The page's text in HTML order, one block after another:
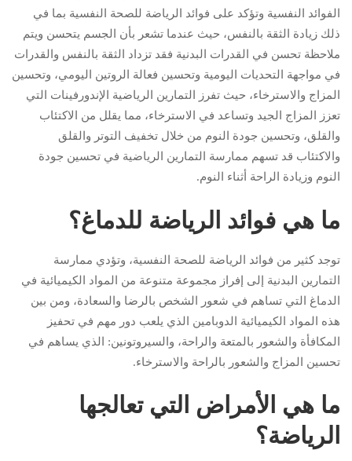
الفوائد النفسية وتؤكد على فوائد الرياضة للصحة النفسية بما في
ذلك زيادة الثقة بالنفس، حيث عندما تشعر بأن الجسم يتحسن ويتم
ملاحظة تحسن في القدرات البدنية فقد تزداد الثقة بالنفس والقدرات
في مواجهة التحديات اليومية وتحسين فعالة الروتين اليومي، وتحسين
المزاج والاسترخاء، حيث تفرز التمارين الرياضية الإندورفينات التي
تعزز المزاج الجيد وتساعد في الاسترخاء، مما يقلل من الاكتئاب
والقلق، وتحسين جودة النوم من خلال تخفيف التوتر والقلق
والاكتئاب قد تسهم ممارسة التمارين الرياضية في تحسين جودة
النوم وزيادة الراحة أثناء النوم.
ما هي فوائد الرياضة للدماغ؟
توجد كثير من فوائد الرياضة للصحة النفسية، وتؤدي ممارسة
التمارين البدنية إلى إفراز مجموعة متنوعة من المواد الكيميائية في
الدماغ التي تساهم في شعور الشخص بالرضا والسعادة، ومن بين
هذه المواد الكيميائية الدوبامين الذي يلعب دور مهم في تحفيز
المكافأة والشعور بالمتعة والراحة، والسيروتونين: الذي يساهم في
تحسين المزاج والشعور بالراحة والاسترخاء.
ما هي الأمراض التي تعالجها
الرياضة؟